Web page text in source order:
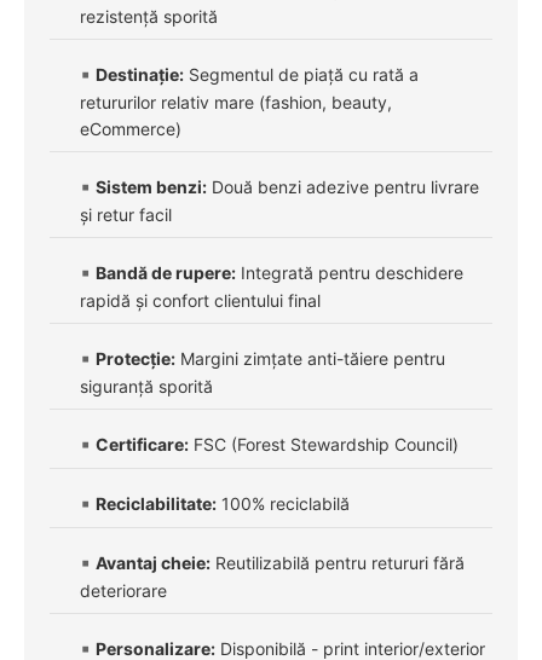
rezistență sporită
Destinație: Segmentul de piață cu rată a
retururilor relativ mare (fashion, beauty,
eCommerce)
Sistem benzi: Două benzi adezive pentru livrare
și retur facil
Bandă de rupere: Integrată pentru deschidere
rapidă și confort clientului final
Protecție: Margini zimțate anti-tăiere pentru
siguranță sporită
Certificare: FSC (Forest Stewardship Council)
Reciclabilitate: 100% reciclabilă
Avantaj cheie: Reutilizabilă pentru retururi fără
deteriorare
Personalizare: Disponibilă - print interior/exterior